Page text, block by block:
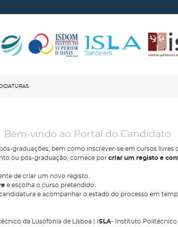
Bem-vindo ao Portal do Candidato
graduações, bem como inscrever-se em cursos livres
ou pós-graduação, comece por criar um registo e
de criar um novo registo.
e escolha o curso pretendido.
e acompanhar o estado do processo em
da Lusofonia de Lisboa | I SLA- Instituto Politécnico